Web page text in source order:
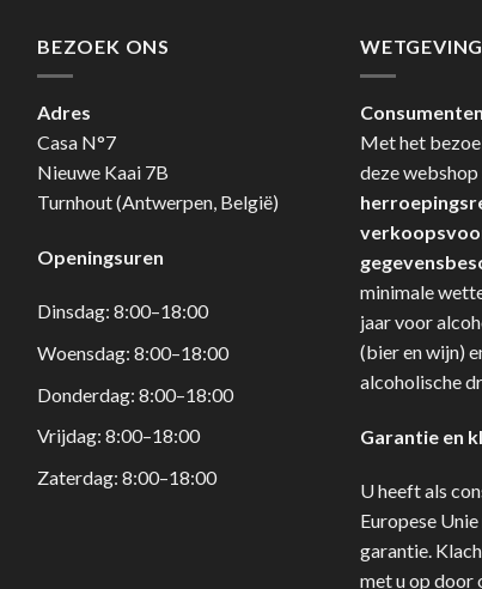
BEZOEK ONS
Adres
Casa N°7
Nieuwe Kaai 7B
Turnhout (Antwerpen, België)
Openingsuren
Dinsdag: 8:00–18:00
Woensdag: 8:00–18:00
Donderdag: 8:00–18:00
Vrijdag: 8:00–18:00
Zaterdag: 8:00–18:00
WETGEVING
Met het
deze
minimale
jaar voor
(bier en wijn)
alcoholische
Garantie en
U heeft als
Europese
garantie.
met u op door